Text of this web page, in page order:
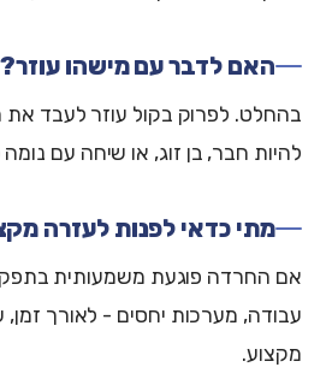
האם לדבר עם מישהו עוזר?
בהחלט. לפרוק בקול עוזר לעבד את
להיות חבר, בן זוג, או שיחה עם נומה
מתי כדאי לפנות לעזרה
אם החרדה פוגעת משמעותית
עבודה, מערכות יחסים - לאורך
מקצוע.